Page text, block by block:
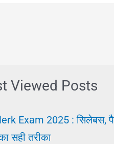
Viewed Posts
Exam 2025 : सिलेबस,
सही तरीका